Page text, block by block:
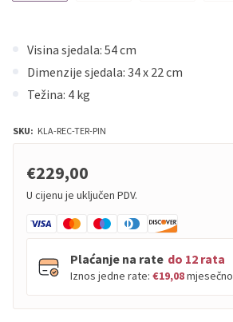
Visina sjedala: 54 cm
Dimenzije sjedala: 34 x 22 cm
Težina: 4 kg
SKU: KLA-REC-TER-PIN
€229,00
U cijenu je uključen PDV.
Plaćanje na rate do 12 rata
Iznos jedne rate: €19,08mjesečno